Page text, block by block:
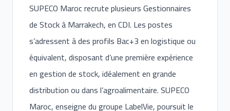
SUPECO Maroc recrute plusieurs Gestionnaires
de Stock à Marrakech, en CDI. Les postes
s’adressent à des profils Bac+3 en logistique ou
équivalent, disposant d’une première expérience
en gestion de stock, idéalement en grande
distribution ou dans l’agroalimentaire. SUPECO
Maroc, enseigne du groupe LabelVie, poursuit le